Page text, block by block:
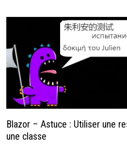
Blazor – Astuce : Utiliser une
une classe